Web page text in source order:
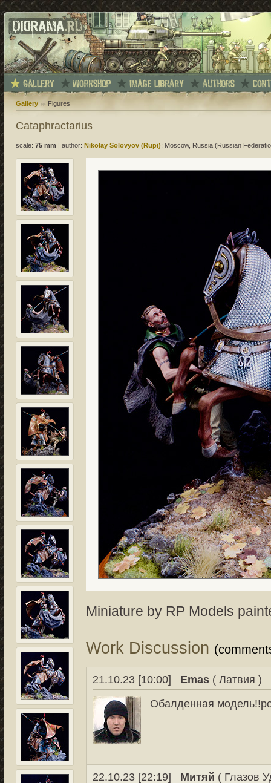
Gallery Figures
Cataphractarius
scale: 75 mm author: Nikolay Solovyov (Rupi); Moscow, Russia (Russian
Miniature by RP Models
Work Discussion
21.10.23 [10:00] Emas ( Латвия )
Обалденная
22.10.23 [22:19] Митяй ( Глазов